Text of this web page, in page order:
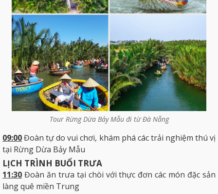
Tour Rừng Dừa Bảy Mẫu đi từ Đà Nẵng
09:00Đoàn tự do vui chơi, khám phá các trải nghiệm thú vị
tại Rừng Dừa Bảy Mẫu
LỊCH TRÌNH BUỔI TRƯA
11:30 Đoàn ăn trưa tại chòi với thực đơn các món đặc sản
làng quê miền Trung